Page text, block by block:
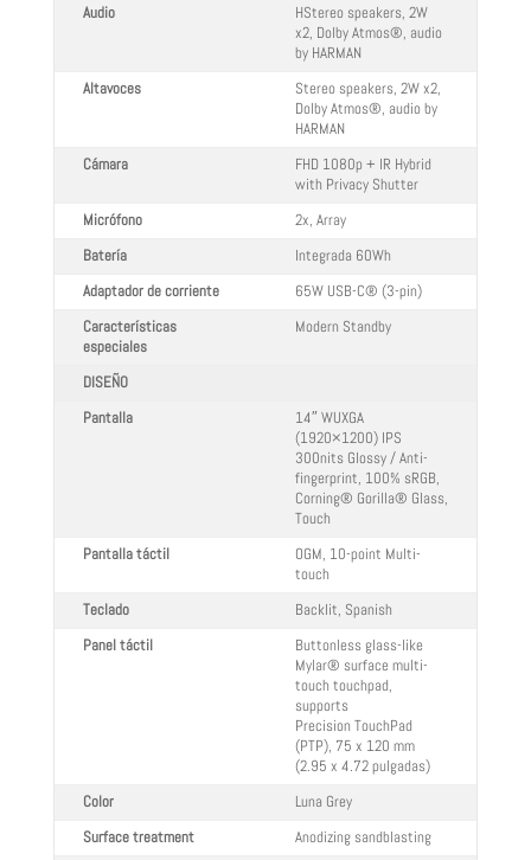
Audio
HStereo speakers, 2W
x2, Dolby Atmos®, audio
by HARMAN
Altavoces
Stereo speakers, 2W x2,
Dolby Atmos®, audio by
HARMAN
Cámara
FHD 1080p + IR Hybrid
with Privacy Shutter
Micrófono
2x, Array
Batería
Integrada 60Wh
Adaptador de corriente
65W USB-C® (3-pin)
Características
especiales
Modern Standby
DISEÑO
Pantalla
14″ WUXGA
(1920×1200) IPS
300nits Glossy / Anti-
fingerprint, 100% sRGB,
Corning® Gorilla® Glass,
Touch
Pantalla táctil
OGM, 10-point Multi-
touch
Teclado
Backlit, Spanish
Panel táctil
Buttonless glass-like
Mylar® surface multi-
touch touchpad,
supports
Precision TouchPad
(PTP), 75 x 120 mm
(2.95 x 4.72 pulgadas)
Color
Luna Grey
Surface treatment
Anodizing sandblasting